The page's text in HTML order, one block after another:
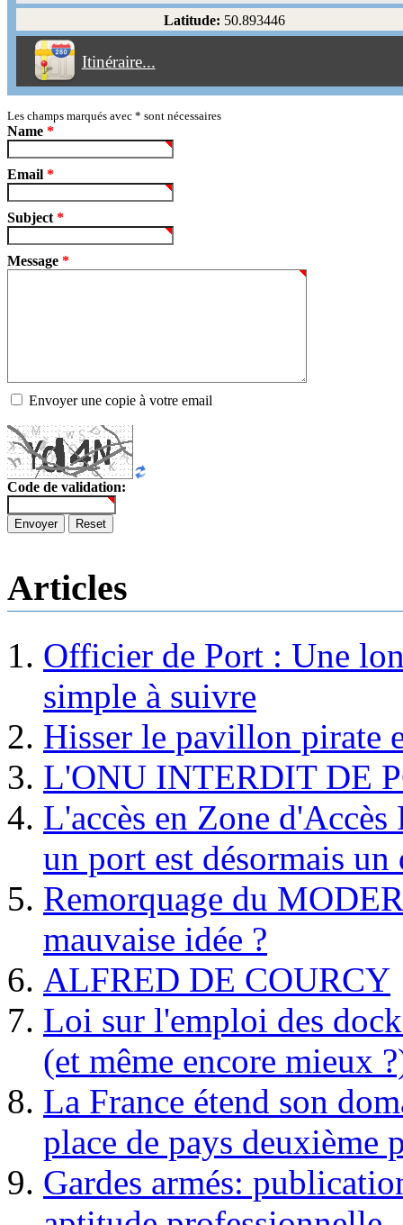
Latitude: 50.893446
Itinéraire...
Éviter les autoroutes
Éviter les péages
Partir! Reset
Les champs marqués avec * sont nécessaires
Name *
Email *
Subject *
Message *
Envoyer une copie à votre email
Code de validation:
Envoyer Reset
Articles
Officier de Port : Une
simple à suivre
Hisser le pavillon pirate
L'ONU INTERDIT DE
L'accès en Zone
un port est désormais un
Remorquage du
mauvaise idée ?
ALFRED DE COURCY
Loi sur l'emploi des
(et même encore mieux
La France étend son
place de pays deuxième
Gardes armés: